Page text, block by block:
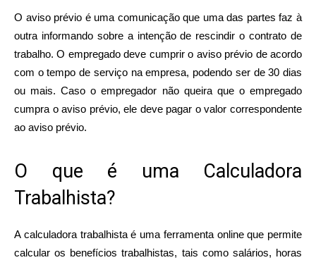
O aviso prévio é uma comunicação que uma das partes faz à
outra informando sobre a intenção de rescindir o contrato de
trabalho. O empregado deve cumprir o aviso prévio de acordo
com o tempo de serviço na empresa, podendo ser de 30 dias
ou mais. Caso o empregador não queira que o empregado
cumpra o aviso prévio, ele deve pagar o valor correspondente
ao aviso prévio.
O que é uma Calculadora
Trabalhista?
A calculadora trabalhista é uma ferramenta online que permite
calcular os benefícios trabalhistas, tais como salários, horas